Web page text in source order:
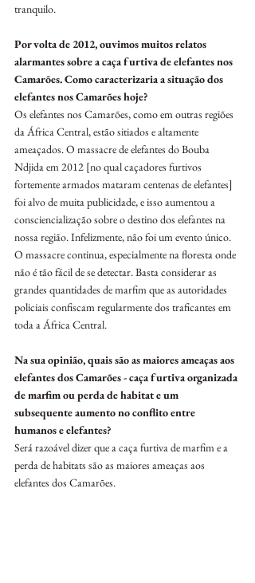
tranquilo.
Por volta de 2012, ouvimos muitos relatos
alarmantes sobre a caça furtiva de elefantes nos
Camarões. Como caracterizaria a situação dos
elefantes nos Camarões hoje?
Os elefantes nos Camarões, como em outras regiões
da África Central, estão sitiados e altamente
ameaçados. O massacre de elefantes do Bouba
Ndjida em 2012 [no qual caçadores furtivos
fortemente armados mataram centenas de elefantes]
foi alvo de muita publicidade, e isso aumentou a
consciencialização sobre o destino dos elefantes na
nossa região. Infelizmente, não foi um evento único.
O massacre continua, especialmente na floresta onde
não é tão fácil de se detectar. Basta considerar as
grandes quantidades de marfim que as autoridades
policiais confiscam regularmente dos traficantes em
toda a África Central.
Na sua opinião, quais são as maiores ameaças aos
elefantes dos Camarões - caça furtiva organizada
de marfim ou perda de habitat e um
subsequente aumento no conflito entre
humanos e elefantes?
Será razoável dizer que a caça furtiva de marfim e a
perda de habitats são as maiores ameaças aos
elefantes dos Camarões.